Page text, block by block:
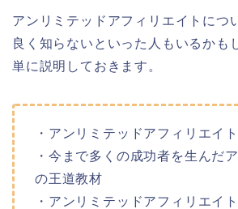
アンリミテッドアフィリエイトにつ
良く知らないといった人もいるかも
単に説明しておきます。
・アンリミテッドアフィリエイ
・今まで多くの成功者を生んだ
の王道教材
・アンリミテッドアフィリエイ